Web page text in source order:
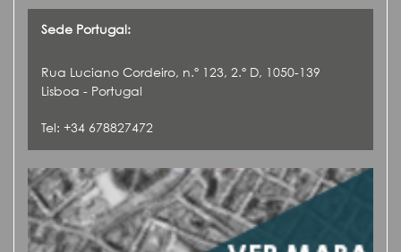
Sede Portugal:
Rua Luciano Cordeiro, n.º 123, 2.º D, 1050-139
Lisboa - Portugal
Tel: +34 678827472